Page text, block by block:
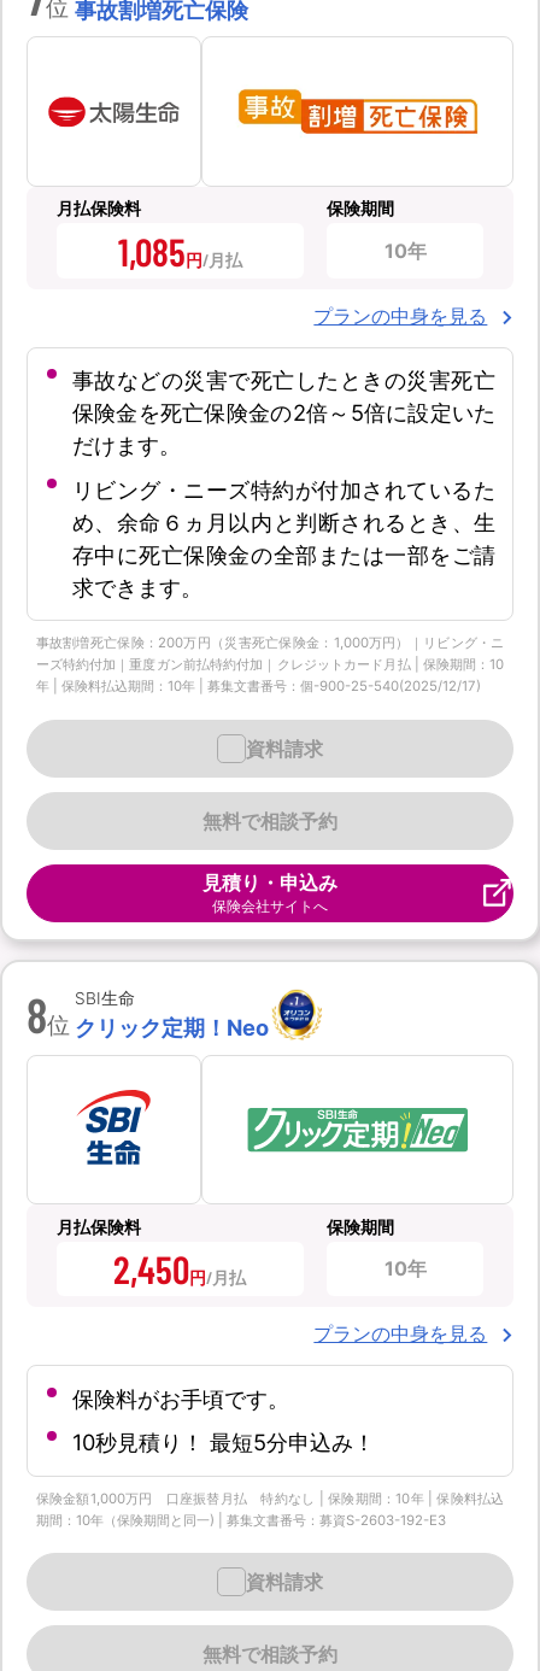
位 事故割増死亡保険
月払保険料
1,085円
保険期間
10年
プランの中身を見る
事故などの災害で死亡したときの災害死亡
保険金を死亡保険金の2倍～5倍に設定いた
だけます。
リビング・ニーズ特約が付加されているた
め、余命６ヵ月以内と判断されるとき、生
存中に死亡保険金の全部または一部をご請
求できます。
事故割増死亡保険：200万円（災害死亡保険金：1,000万円）｜リビング・ニ
ーズ特約付加｜重度ガン前払特約付加｜クレジットカード月払 | 保険期間：10
年 | 保険料払込期間：10年 | 募集文書番号：個-900-25-540(2025/12/17)
無料で相談予約
資料請求
見積り・申込み
保険会社サイトへ
8位
SBI生命
クリック定期！Neo
月払保険料
2,450円
保険期間
10年
プランの中身を見る
保険料がお手頃です。
10秒見積り！ 最短5分申込み！
保険金額1,000万円 口座振替月払 特約なし | 保険期間：10年 | 保険料払込
期間：10年（保険期間と同一) | 募集文書番号：募資S-2603-192-E3
無料で相談予約
資料請求